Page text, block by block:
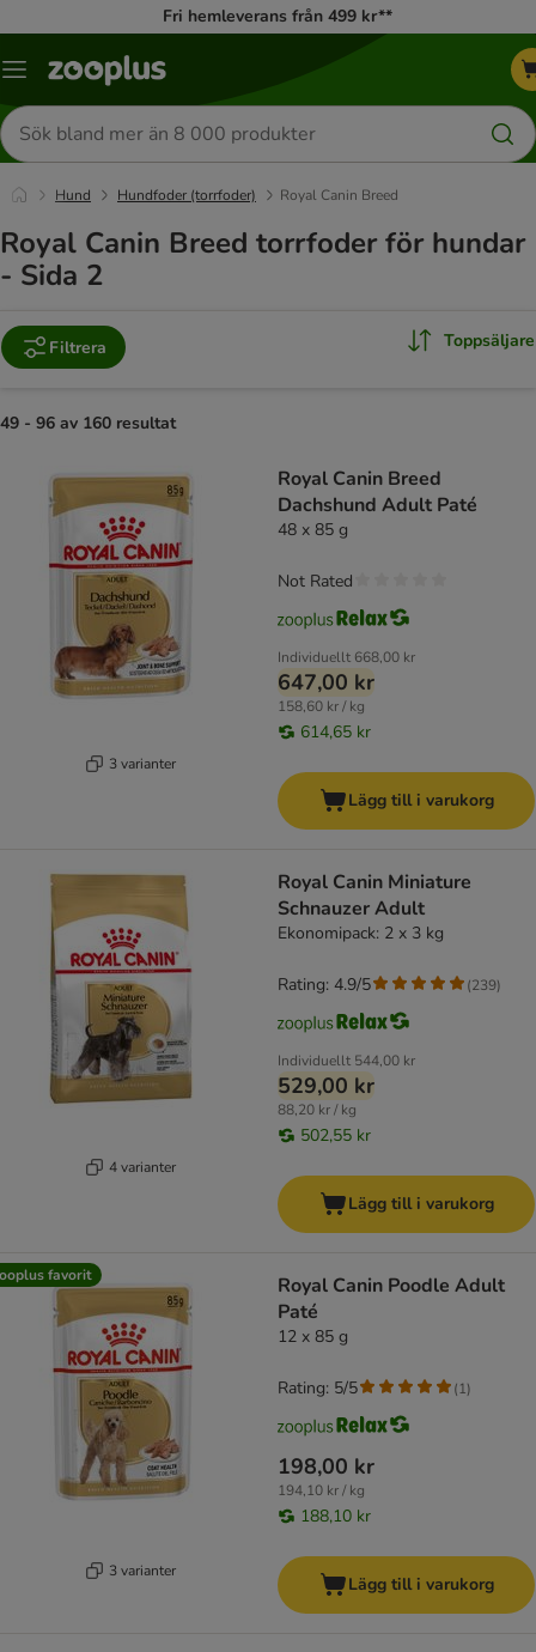
Fri hemleverans från 499 kr**
Katalogmeny
Sök
efter
produkter
Hund Hundfoder (torrfoder) Royal Canin Breed
Royal Canin Breed torrfoder för hundar
- Sida 2
Filtrera Toppsäljare
49 - 96 av 160 resultat
3 varianter
Royal Canin Breed
Dachshund Adult Paté
48 x 85 g
Individuellt 668,00 kr
647,00 kr
158,60 kr / kg
614,65 kr
Not Rated
Lägg till i varukorg
4 varianter
Royal Canin Miniature
Schnauzer Adult
Ekonomipack: 2 x 3 kg
Individuellt 544,00 kr
529,00 kr
88,20 kr / kg
502,55 kr
Rating: 4.9/5 (239)
Lägg till i varukorg
favorit
3 varianter
Royal Canin Poodle Adult
Paté
12 x 85 g
198,00 kr
194,10 kr / kg
188,10 kr
Rating: 5/5 (1)
Lägg till i varukorg